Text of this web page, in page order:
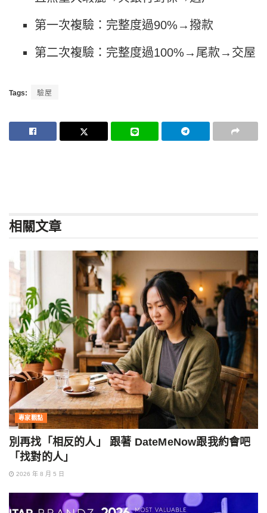
第一次複驗：完整度過90%→撥款
第二次複驗：完整度過100%→尾款→交屋
Tags: 驗屋
相關文章
專家觀點
別再找「相反的人」 跟著 DateMeNow跟我約會吧
「找對的人」
2026 年 8 月 5 日